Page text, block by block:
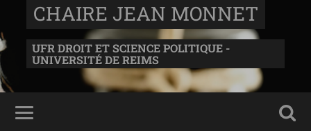
CHAIRE JEAN MONNET
UFR DROIT ET SCIENCE POLITIQUE -
UNIVERSITÉ DE REIMS